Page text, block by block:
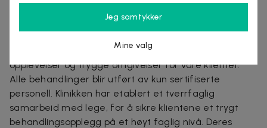
sikkerheten, kvaliteten, perfeksjon og profesjonalitet
dyktighet og gode resultater og ikke minst hyggelige
opplevelser og trygge omgivelser for våre klienter.
Alle behandlinger blir utført av kun sertifiserte
personell. Klinikken har etablert et tverrfaglig
samarbeid med lege, for å sikre klientene et trygt
behandlingsopplegg på et høyt faglig nivå. Deres
Jeg samtykker
Mine valg